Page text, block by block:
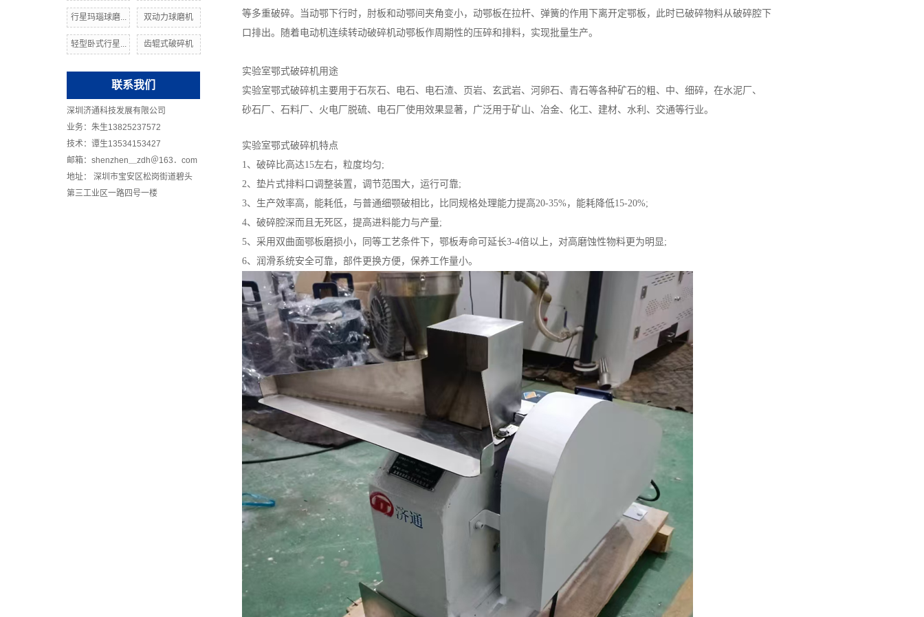
行星玛瑙球磨... 双动力球磨机
轻型卧式行星... 齿辊式破碎机
联系我们
深圳济通科技发展有限公司
业务：朱生13825237572
技术：谭生13534153427
邮箱：shenzhen＿zdh＠163．com
地址： 深圳市宝安区松岗街道碧头
第三工业区一路四号一楼
等多重破碎。当动鄂下行时，肘板和动鄂间夹角变小，动鄂板在拉杆、弹簧的作用下离开定鄂板，此时已破碎物料从破碎腔下
口排出。随着电动机连续转动破碎机动鄂板作周期性的压碎和排料，实现批量生产。
实验室鄂式破碎机用途
实验室鄂式破碎机主要用于石灰石、电石、电石渣、页岩、玄武岩、河卵石、青石等各种矿石的粗、中、细碎，在水泥厂、
砂石厂、石料厂、火电厂脱硫、电石厂使用效果显著，广泛用于矿山、冶金、化工、建材、水利、交通等行业。
实验室鄂式破碎机特点
1、破碎比高达15左右，粒度均匀;
2、垫片式排料口调整装置，调节范围大，运行可靠;
3、生产效率高，能耗低，与普通细颚破相比，比同规格处理能力提高20-35%，能耗降低15-20%;
4、破碎腔深而且无死区，提高进料能力与产量;
5、采用双曲面鄂板磨损小，同等工艺条件下，鄂板寿命可延长3-4倍以上，对高磨蚀性物料更为明显;
6、润滑系统安全可靠，部件更换方便，保养工作量小。